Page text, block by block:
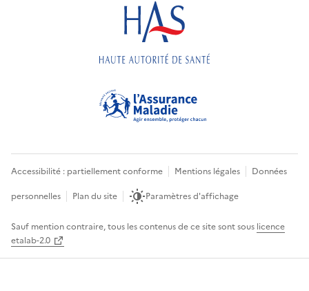
Accessibilité : partiellement conforme Mentions légales
Données
personnelles
Plan du site Paramètres d'affichage
Sauf mention contraire, tous les contenus de ce site sont sous licence
etalab-2.0